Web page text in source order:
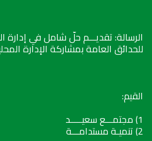
الرسالة: تقديـــم حلّ شامل في إدارة
للحدائق العامة بمشاركة الإدارة
القيم:
1) مجتمـــع سعيـــــد
2) تنميـة مستدامـــة